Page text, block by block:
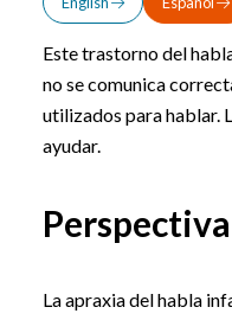
Este trastorno del
no se comunica
utilizados para hablar.
ayudar.
La apraxia del habla